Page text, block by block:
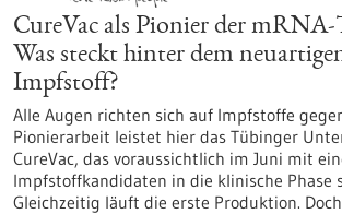
CureVac als Pionier der mRNA-
Was steckt hinter dem
Impfstoff?
Alle Augen richten sich auf Impfstoffe
Pionierarbeit leistet hier das Tübinger
CureVac, das voraussichtlich im Juni mit
Impfstoffkandidaten in die klinische Phase
Gleichzeitig läuft die erste Produktion.